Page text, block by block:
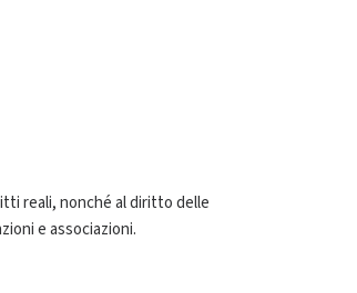
reali, nonché al diritto delle
e associazioni.